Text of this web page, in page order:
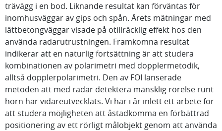
trävägg i en bod. Liknande resultat kan förväntas för
inomhusväggar av gips och spån. Årets mätningar med
lättbetongväggar visade på otillräcklig effekt hos den
använda radarutrustningen. Framkomna resultat
indikerar att en naturlig fortsättning är att studera
kombinationen av polarimetri med dopplermetodik,
alltså dopplerpolarimetri. Den av FOI lanserade
metoden att med radar detektera mänsklig rörelse runt
hörn har vidareutvecklats. Vi har i år inlett ett arbete för
att studera möjligheten att åstadkomma en förbättrad
positionering av ett rörligt målobjekt genom att använda